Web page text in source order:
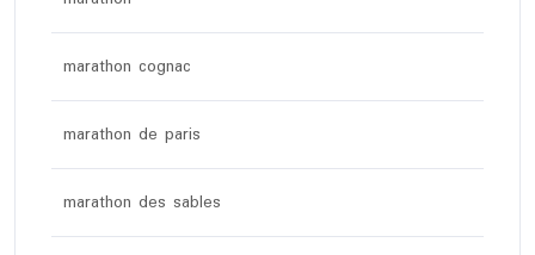
marathon cognac
marathon de paris
marathon des sables